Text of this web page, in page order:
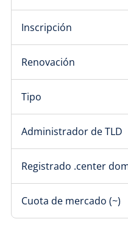
Inscripción
Renovación
Tipo
Administrador de TLD
Registrado .center
Cuota de mercado (~)